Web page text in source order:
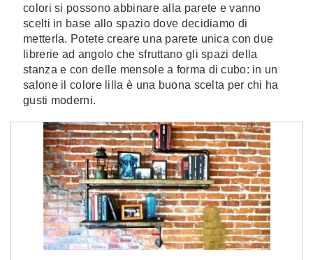
colori si possono abbinare alla parete e vanno
scelti in base allo spazio dove decidiamo di
metterla. Potete creare una parete unica con due
librerie ad angolo che sfruttano gli spazi della
stanza e con delle mensole a forma di cubo: in un
salone il colore lilla è una buona scelta per chi ha
gusti moderni.